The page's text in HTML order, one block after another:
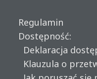
Regulamin
Dostępność:
Deklaracja
Klauzula o